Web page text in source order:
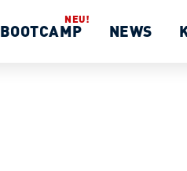
BOOTCAMP NEWS